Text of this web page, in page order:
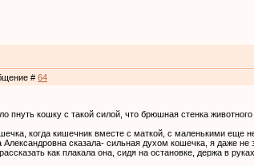
# 64
пнуть кошку с такой силой, что брюшная стенка
когда кишечник вместе с маткой, с маленькими еще
сказала- сильная духом кошечка, я даже
как плакала она, сидя на остановке, держа в